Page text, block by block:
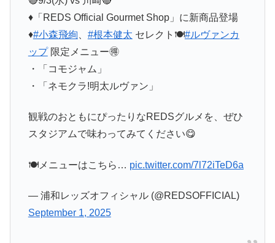
♦️「REDS Official Gourmet Shop」に新商品登場
♦️#小森飛絢 #根本健太 セレクト🍽️#ルヴァンカ
ップ限定メニュー🉐
・「コモジャム」
・「ネモクラ!明太ルヴァン」
観戦のおともにぴったりなREDSグルメを、ぜひ
スタジアムで味わってみてください😋
🍽️メニューはこちら… pic.twitter.com/7l72iTeD6a
— 浦和レッズオフィシャル (@REDSOFFICIAL)
September 1, 2025